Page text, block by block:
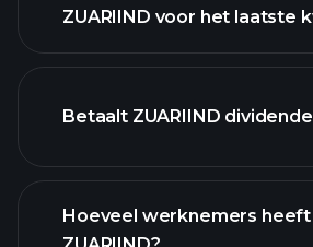
ZUARIIND voor het laatste
rapporten
Betaalt ZUARIIND
Hoeveel werknemers heeft